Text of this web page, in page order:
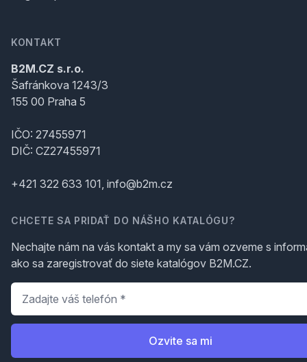
KONTAKT
B2M.CZ s.r.o.
Šafránkova 1243/3
155 00 Praha 5
IČO: 27455971
DIČ: CZ27455971
+421 322 633 101, info@b2m.cz
CHCETE SA PRIDAŤ DO NÁŠHO KATALÓGU?
Nechajte nám na vás kontakt a my sa vám ozveme s
ako sa zaregistrovať do siete katalógov B2M.CZ.
Telefón
Ozvite sa mi